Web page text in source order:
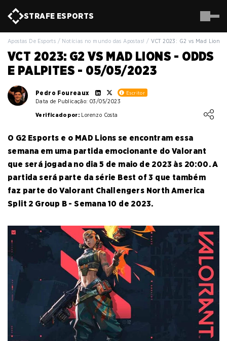
STRAFE ESPORTS
Apostas De Esports / Notícias no mundo das Apostas! / VCT 2023: G2 vs Mad Lions
VCT 2023: G2 VS MAD LIONS - ODDS
E PALPITES - 05/05/2023
Pedro Foureaux Escritor
Data de Publicação: 03/05/2023
Verificado por: Lorenzo Costa
O G2 Esports e o MAD Lions se encontram essa
semana em uma partida emocionante do Valorant
que será jogada no dia 5 de maio de 2023 às 20:00. A
partida será parte da série Best of 3 que também
faz parte do Valorant Challengers North America
Split 2 Group B - Semana 10 de 2023.